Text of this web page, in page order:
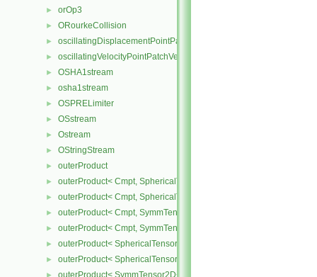
► orOp3
► ORourkeCollision
► oscillatingDisplacementPointPatchVectorField
► oscillatingVelocityPointPatchVectorField
► OSHA1stream
► osha1stream
► OSPRELimiter
► OSstream
► Ostream
► OStringStream
► outerProduct
► outerProduct< Cmpt, SphericalTensor2D< Cmpt > >
► outerProduct< Cmpt, SphericalTensor< Cmpt > >
► outerProduct< Cmpt, SymmTensor2D< Cmpt > >
► outerProduct< Cmpt, SymmTensor< Cmpt > >
► outerProduct< SphericalTensor2D< Cmpt >, Cmpt >
► outerProduct< SphericalTensor< Cmpt >, Cmpt >
outerProduct< SymmTensor2D< Cmpt >, Cmpt >